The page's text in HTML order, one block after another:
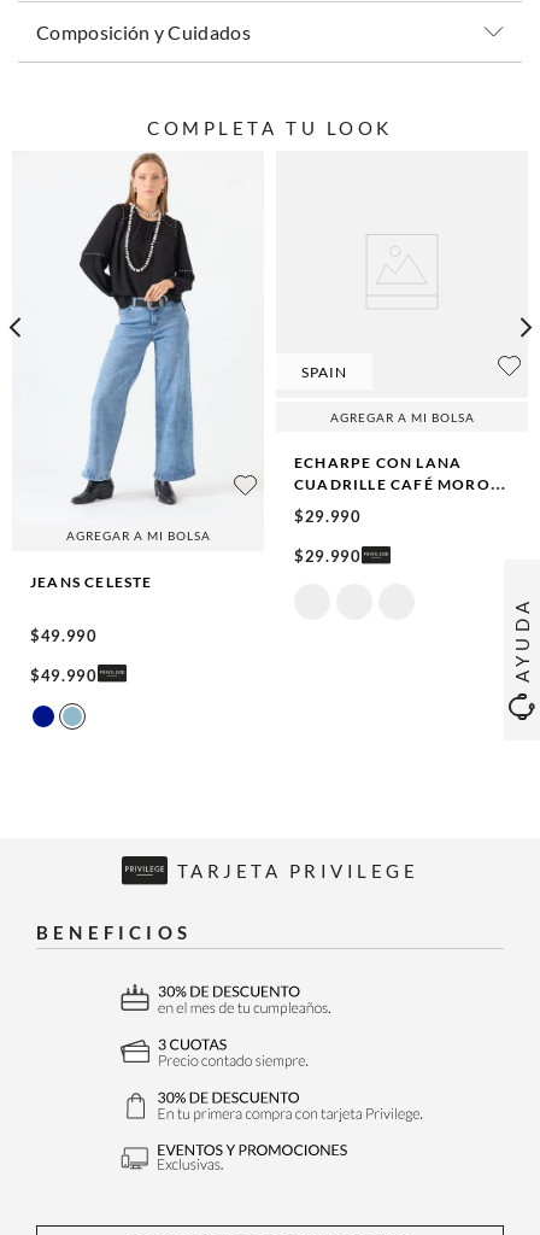
AYUDA
Composición y Cuidados
COMPLETA TU LOOK
AGREGAR A MI BOLSA
JEANS CELESTE
$49.990
$49.990
SPAIN
AGREGAR A MI BOLSA
ECHARPE CON LANA
CUADRILLE CAFÉ MORO
CAFÉ MORO
$29.990
$29.990
TARJETA PRIVILEGE
BENEFICIOS